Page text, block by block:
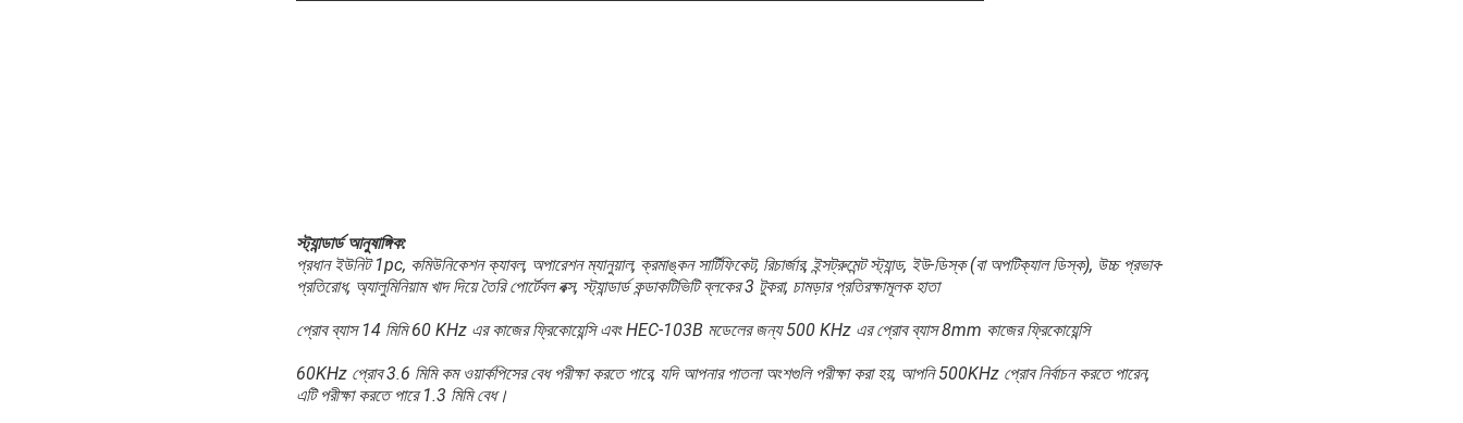
স্ট্যান্ডার্ড আনুষাঙ্গিক:
প্রধান ইউনিট 1pc, কমিউনিকেশন ক্যাবল, অপারেশন ম্যানুয়াল, ক্রমাঙ্কন সার্টিফিকেট, রিচার্জার, ইন্সট্রুমেন্ট স্ট্যান্ড, ইউ-ডিস্ক (বা অপটিক্যাল ডিস্ক), উচ্চ প্রভাব-
প্রতিরোধ, অ্যালুমিনিয়াম খাদ দিয়ে তৈরি পোর্টেবল বক্স, স্ট্যান্ডার্ড কন্ডাকটিভিটি ব্লকের 3 টুকরা, চামড়ার প্রতিরক্ষামূলক হাতা
প্রোব ব্যাস 14 মিমি 60 KHz এর কাজের ফ্রিকোয়েন্সি এবং HEC-103B মডেলের জন্য 500 KHz এর প্রোব ব্যাস 8mm কাজের ফ্রিকোয়েন্সি
60KHz প্রোব 3.6 মিমি কম ওয়ার্কপিসের বেধ পরীক্ষা করতে পারে, যদি আপনার পাতলা অংশগুলি পরীক্ষা করা হয়, আপনি 500KHz প্রোব নির্বাচন করতে পারেন,
এটি পরীক্ষা করতে পারে1.3 মিমি বেধ।